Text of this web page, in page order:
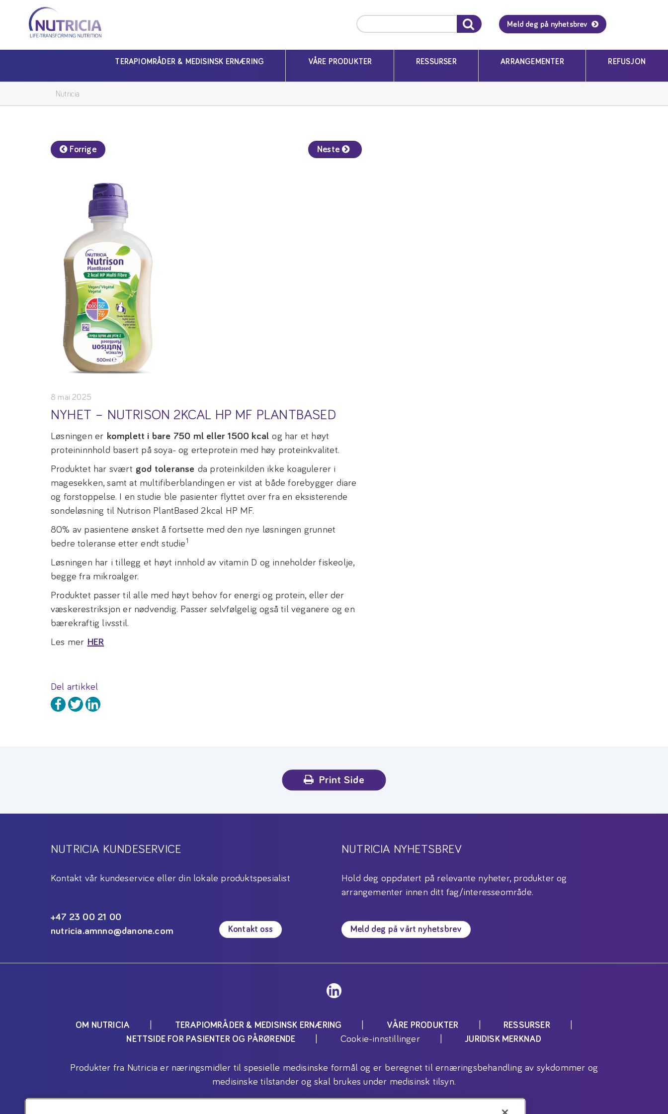
Nutricia
Nutricia
Meld deg på nyhetsbrev
TERAPIOMRÅDER & MEDISINSK ERNÆRING VÅRE PRODUKTER RESSURSER ARRANGEMENTER REFUSJON
Nutricia
Forrige Neste
8 mai 2025
NYHET – NUTRISON 2KCAL HP MF PLANTBASED
Løsningen er komplett i bare 750 ml eller 1500 kcal og har et høyt
proteininnhold basert på soya- og erteprotein med høy proteinkvalitet.
Produktet har svært god toleranse da proteinkilden ikke koagulerer i
magesekken, samt at multifiberblandingen er vist at både forebygger diare
og forstoppelse. I en studie ble pasienter flyttet over fra en eksisterende
sondeløsning til Nutrison PlantBased 2kcal HP MF.
80% av pasientene ønsket å fortsette med den nye løsningen grunnet
bedre toleranse etter endt studie1
Løsningen har i tillegg et høyt innhold av vitamin D og inneholder fiskeolje,
begge fra mikroalger.
Produktet passer til alle med høyt behov for energi og protein, eller der
væskerestriksjon er nødvendig. Passer selvfølgelig også til veganere og en
bærekraftig livsstil.
Les mer HER
Del artikkel
Print Side
NUTRICIA KUNDESERVICE
Kontakt vår kundeservice eller din lokale produktspesialist
+47 23 00 21 00
nutricia.amnno@danone.com
Kontakt oss
NUTRICIA NYHETSBREV
Hold deg oppdatert på relevante nyheter, produkter og
arrangementer innen ditt fag/interesseområde.
Meld deg på vårt nyhetsbrev
OM NUTRICIA TERAPIOMRÅDER & MEDISINSK ERNÆRING VÅRE PRODUKTER
RESSURSER
NETTSIDE FOR PASIENTER OG PÅRØRENDE
Cookie-innstillinger JURIDISK MERKNAD
Produkter fra Nutricia er næringsmidler til spesielle medisinske formål og er beregnet til ernæringsbehandling av sykdommer og
medisinske tilstander og skal brukes under medisinsk tilsyn.